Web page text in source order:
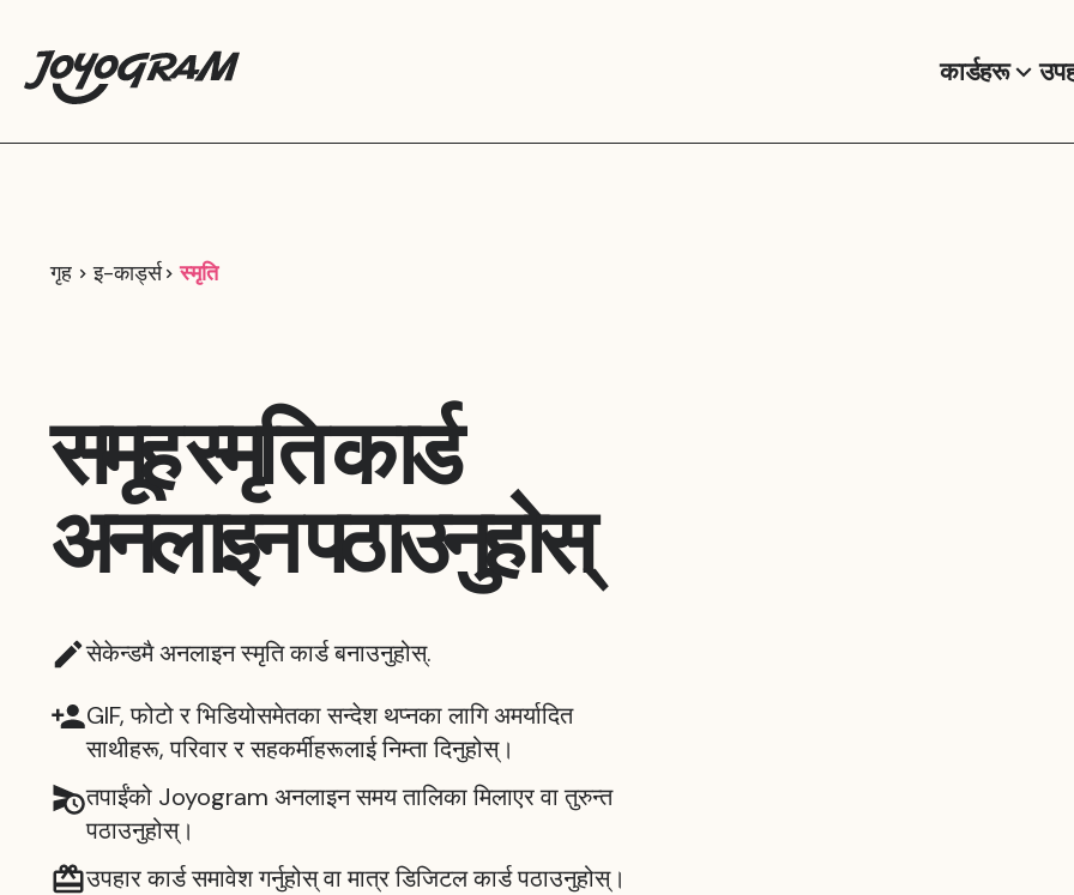
कार्डहरू
गृह इ-कार्ड्स स्मृति
समूह स्मृति कार्ड
अनलाइन पठाउनुहोस्
सेकेन्डमै अनलाइन स्मृति कार्ड बनाउनुहोस्.
GIF, फोटो र भिडियोसमेतका सन्देश थप्नका लागि अमर्यादित
साथीहरू, परिवार र सहकर्मीहरूलाई निम्ता दिनुहोस्।
तपाईंको Joyogram अनलाइन समय तालिका मिलाएर वा तुरुन्त
पठाउनुहोस्।
उपहार कार्ड समावेश गर्नुहोस् वा मात्र डिजिटल कार्ड पठाउनुहोस्।